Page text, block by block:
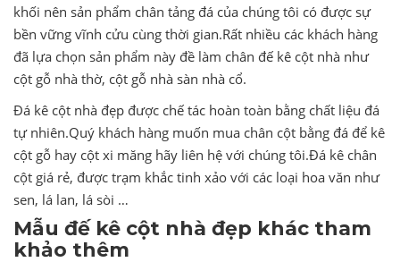
khối nên sản phẩm chân tảng đá của chúng tôi có được sự
bền vững vĩnh cửu cùng thời gian.Rất nhiều các khách hàng
đã lựa chọn sản phẩm này đề làm chân đế kê cột nhà như
cột gỗ nhà thờ, cột gỗ nhà sàn nhà cổ.
Đá kê cột nhà đẹp được chế tác hoàn toàn bằng chất liệu đá
tự nhiên.Quý khách hàng muốn mua chân cột bằng đá để kê
cột gỗ hay cột xi măng hãy liên hệ với chúng tôi.Đá kê chân
cột giá rẻ, được trạm khắc tinh xảo với các loại hoa văn như
sen, lá lan, lá sòi …
Mẫu đế kê cột nhà đẹp khác tham
khảo thêm